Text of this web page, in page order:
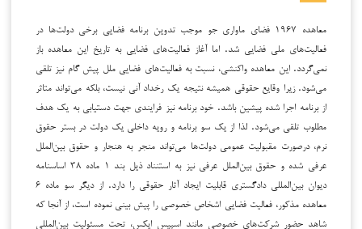
معاهده ۱۹۶۷ فضای ماواری جو موجب تدوین برنامه فضایی برخی دولت‌ها در
فعالیت‌های ملی فضایی شد. اما آغاز فعالیت‌های فضایی به تاریخ این معاهده باز
نمی‌گردد. این معاهده واکنشی، نسبت به فعالیت‌های فضایی ملل پیش گام نیز تلقی
می‌شود. زیرا وقایع حقوقی همیشه نتیجه یک رخداد آنی نیست، بلکه می‌تواند متاثر
از برنامه اجرا شده پیشین باشد. خود برنامه نیز فرایندی جهت دستیابی به یک هدف
مطلوب تلقی می‌شود. لذا از یک سو برنامه و رویه داخلی یک دولت در بستر حقوق
نرم، درصورت مقبولیت عمومی دولت‌ها می‌تواند منجر به هنجار و حقوق بین‌الملل
عرفی شده و حقوق بین‌الملل عرفی نیز به استنناد ذیل بند ۱ ماده ۳۸ اساسنامه
دیوان بین‌المللی دادگستری قابلیت ایجاد آثار حقوقی را دارد. از دیگر سو ماده ۶
معاهده مذکور، فعالیت فضایی اشخاص خصوصی را پیش بینی نموده است، از آنجا که
شاهد حضور شرکت‌های خصوصی مانند اسپیس ایکس، تحت مسئولیت بین‌المللی